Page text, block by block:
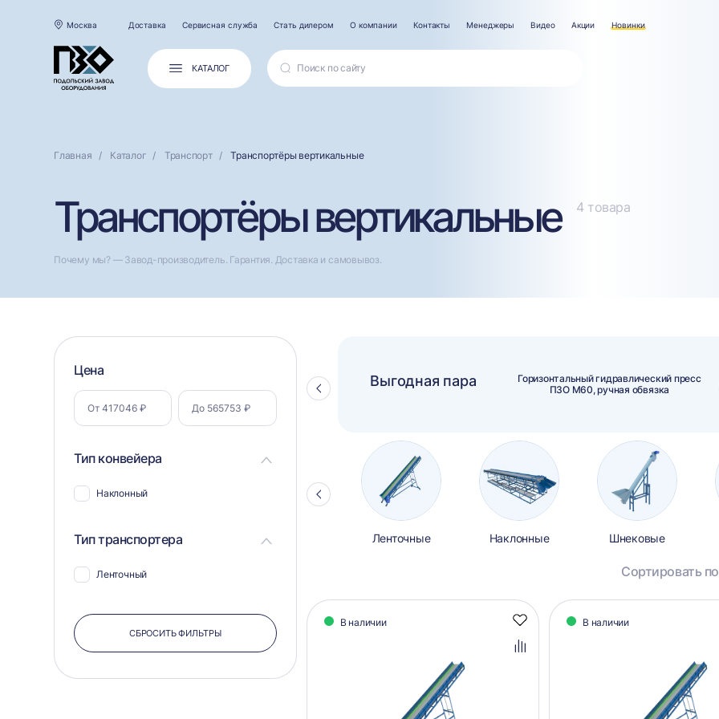
Москва Доставка Сервисная служба Стать дилером О компании Контакты Менеджеры Видео Акции Новинки
КАТАЛОГ
Главная Каталог Транспорт Транспортёры вертикальные
Транспортёры вертикальные 4 товара
Почему мы? — Завод-производитель. Гарантия. Доставка и самовывоз.
Фильтр
по
параметрам
Цена
Тип конвейера
Наклонный
Тип транспортера
Ленточный
СБРОСИТЬ ФИЛЬТРЫ
Стрелка
Полуавтоматический паллетоупаковщик
ПЗО BPW-2000
Выгодная пара
Горизонтальный гидравлический пресс
ПЗО М60, ручная обвязка
Стрелка
Ленточные Наклонные Шнековые
Сортировать
Каталог
В наличии
Добавить
Добавить
В наличии